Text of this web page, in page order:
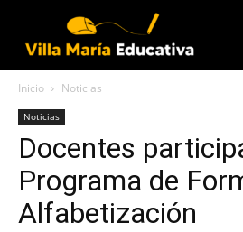
Inicio Noticias
Noticias
Docentes
Programa de
Alfabetización